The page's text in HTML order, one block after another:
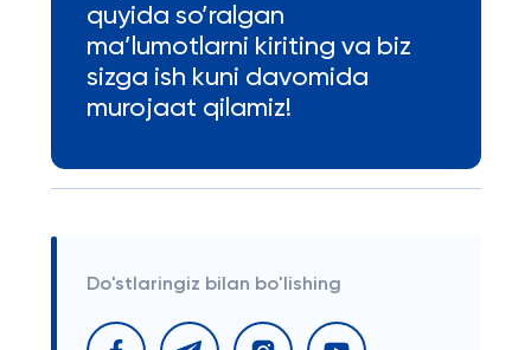
quyida so’ralgan
ma’lumotlarni kiriting va biz
sizga ish kuni davomida
murojaat qilamiz!
Do'stlaringiz bilan bo'lishing